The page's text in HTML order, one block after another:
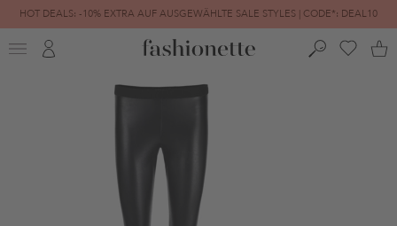
HOT DEALS: -10% EXTRA AUF AUSGEWÄHLTE SALE STYLES | CODE*: DEAL10
FINAL SALE | BIS ZU -80% REDUZIERT